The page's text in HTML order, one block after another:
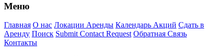
Меню
Главная О нас Локации Аренды Календарь Акций Сдать в
Аренду Поиск Submit Contact Request Обратная Связь
Контакты